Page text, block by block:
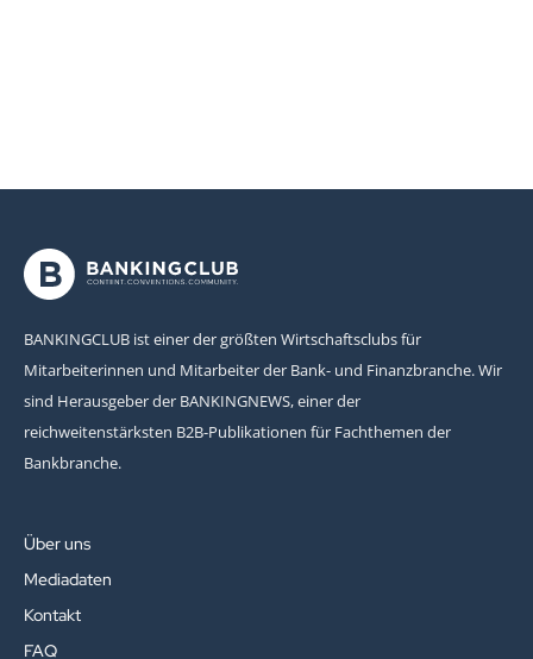
BANKINGCLUB ist einer der größten Wirtschaftsclubs für
Mitarbeiterinnen und Mitarbeiter der Bank- und Finanzbranche. Wir
sind Herausgeber der BANKINGNEWS, einer der
reichweitenstärksten B2B-Publikationen für Fachthemen der
Bankbranche.
Über uns
Mediadaten
Kontakt
FAQ